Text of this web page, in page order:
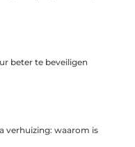
beter te beveiligen
verhuizing: waarom is